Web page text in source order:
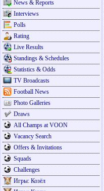
News & Reports
Interviews
Polls
Rating
Live Results
Standings & Schedules
Statistics & Odds
TV Broadcasts
Football News
Photo Galleries
Draws
All Champs at VOON
Vacancy Search
Offers & Invitations
Squads
Challenges
Игры: Козёл